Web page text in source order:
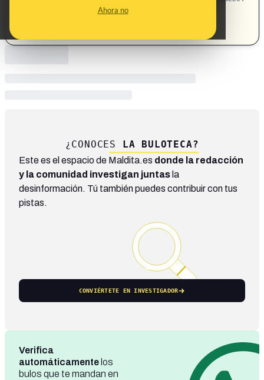
Ahora no
Alicante · desapariciones · niñas ·
¿CONOCES LA BULOTECA?
Este es el espacio de Maldita.es donde la redacción
y la comunidad investigan juntas la
desinformación. Tú también puedes contribuir con tus
pistas.
CONVIÉRTETE EN INVESTIGADOR
Verifica
automáticamente los
bulos que te mandan en